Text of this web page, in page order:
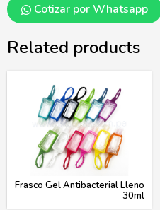
Cotizar por Whatsapp
Related products
Frasco Gel Antibacterial Lleno
30ml